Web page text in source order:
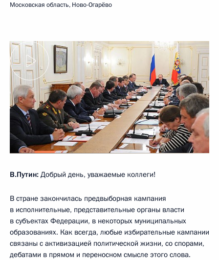
Московская область, Ново-Огарёво
В.Путин: Добрый день, уважаемые коллеги!
В стране закончилась предвыборная кампания
в исполнительные, представительные органы власти
в субъектах Федерации, в некоторых муниципальных
образованиях. Как всегда, любые избирательные кампании
связаны с активизацией политической жизни, со спорами,
дебатами в прямом и переносном смысле этого слова.